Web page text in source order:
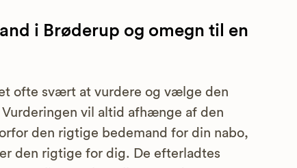
i Brøderup og omegn til en
ofte svært at vurdere og vælge den
vil altid afhænge af den
den rigtige bedemand for din nabo,
den rigtige for dig. De efterladtes